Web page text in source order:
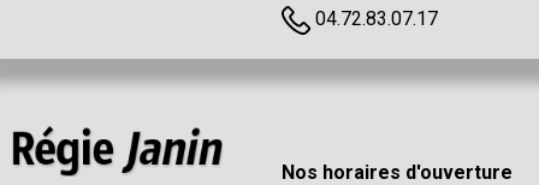
04.72.83.07.17
Nos horaires d'ouverture